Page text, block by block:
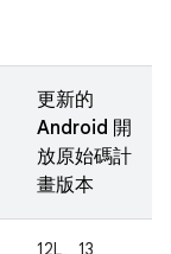
更新的
Android 開
放原始碼計
畫版本
12L、13